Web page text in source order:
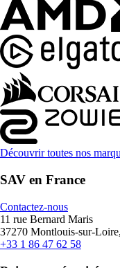
Découvrir toutes nos
SAV en France
Contactez-nous
11 rue Bernard Maris
37270 Montlouis-sur-
+33 1 86 47 62 58